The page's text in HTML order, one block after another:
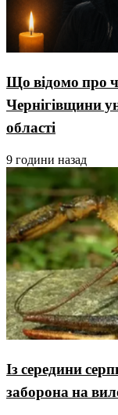
Що відомо про
Чернігівщини
області
9 години назад
Із середини
заборона на